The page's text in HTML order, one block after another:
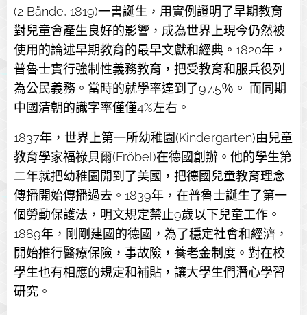
(2 Bände, 1819)一書誕生，用實例證明了早期教育
對兒童會產生良好的影響，成為世界上現今仍然被
使用的論述早期教育的最早文獻和經典。1820年，
普魯士實行強制性義務教育，把受教育和服兵役列
為公民義務。當時的就學率達到了97.5％。 而同期
中國清朝的識字率僅僅4%左右。
1837年，世界上第一所幼稚園(Kindergarten)由兒童
教育學家福祿貝爾(Fröbel)在德國創辦。他的學生第
二年就把幼稚園開到了美國，把德國兒童教育理念
傳播開始傳播過去。1839年，在普魯士誕生了第一
個勞動保護法，明文規定禁止9歲以下兒童工作。
1889年，剛剛建國的德國，為了穩定社會和經濟，
開始推行醫療保險，事故險，養老金制度。對在校
學生也有相應的規定和補貼，讓大學生們潛心學習
研究。